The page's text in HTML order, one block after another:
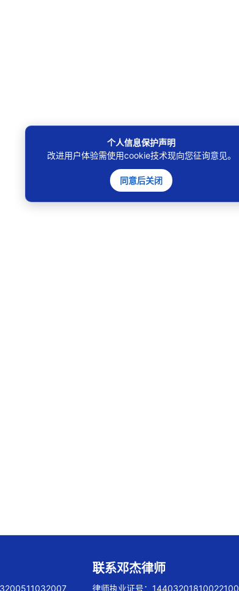
联系邓杰律师
律师执业证号：14403201810022100
个人信息保护声明
改进用户体验需使用cookie技术现向您征询意见。
同意后关闭